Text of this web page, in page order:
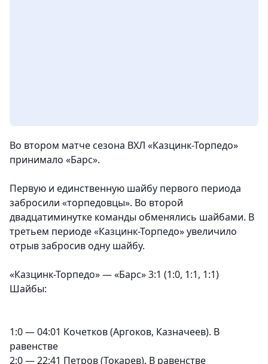
Во втором матче сезона ВХЛ «Казцинк-Торпедо»
принимало «Барс».
Первую и единственную шайбу первого периода
забросили «торпедовцы». Во второй
двадцатиминутке команды обменялись шайбами. В
третьем периоде «Казцинк-Торпедо» увеличило
отрыв забросив одну шайбу.
«Казцинк-Торпедо» — «Барс» 3:1 (1:0, 1:1, 1:1)
Шайбы:
1:0 — 04:01 Кочетков (Аргоков, Казначеев). В
равенстве
2:0 — 22:41 Петров (Токарев). В равенстве